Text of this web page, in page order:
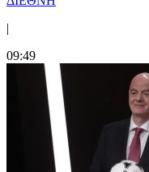
|
09:49